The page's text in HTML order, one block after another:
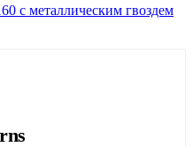
с металлическим гвоздем